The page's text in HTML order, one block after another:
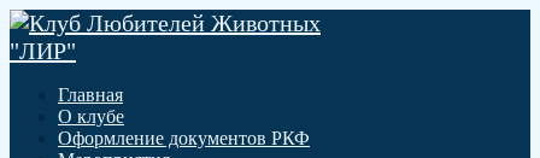
Главная
О клубе
Оформление документов РКФ